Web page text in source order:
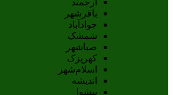
باقرشهر
جوادآباد
شمشک
صباشهر
کهریزک
اسلام‌شهر
اندیشه
پيشوا